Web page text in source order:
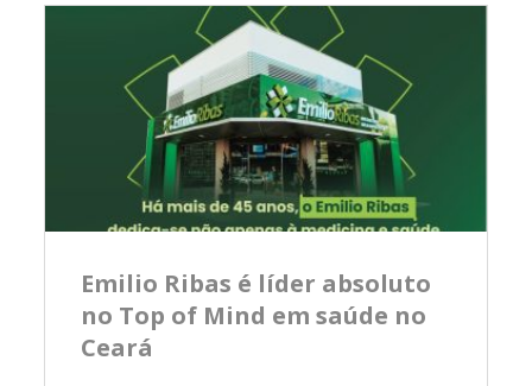
Emilio Ribas é líder absoluto
no Top of Mind em saúde no
Ceará